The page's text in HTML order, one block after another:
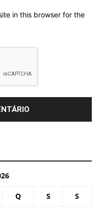
in this browser for the
Q S S